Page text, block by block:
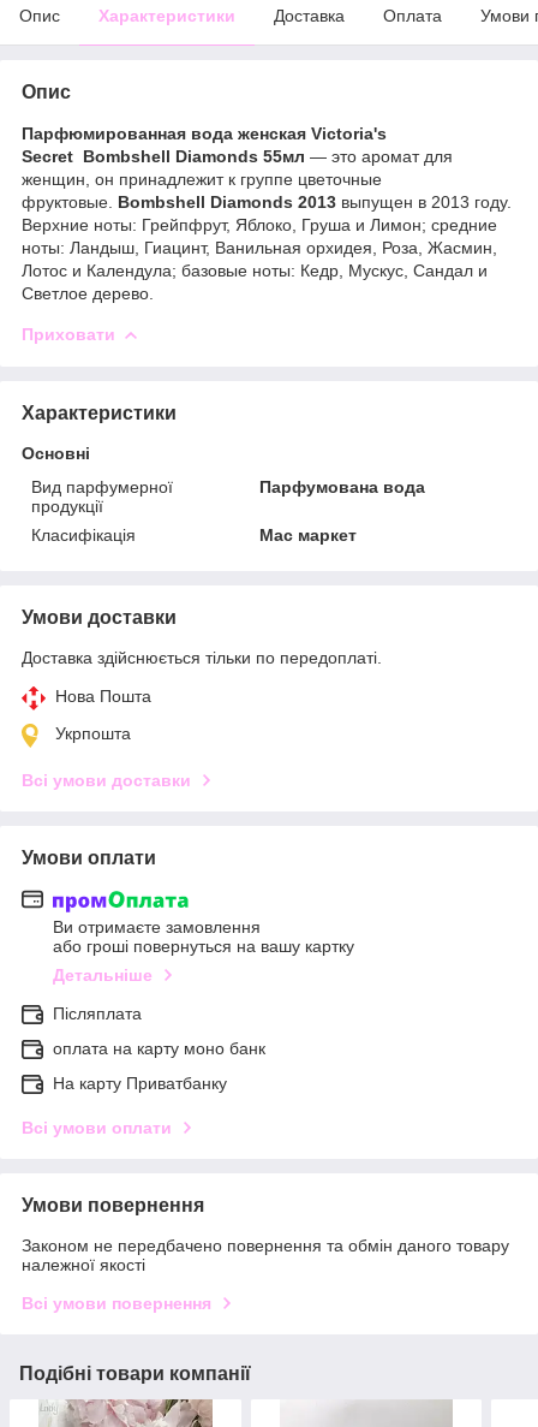
Опис Характеристики Доставка Оплата Умови
Опис
Парфюмированная вода женская Victoria's
Secret Bombshell Diamonds 55мл — это аромат для
женщин, он принадлежит к группе цветочные
фруктовые. Bombshell Diamonds 2013 выпущен в 2013 году.
Верхние ноты: Грейпфрут, Яблоко, Груша и Лимон; средние
ноты: Ландыш, Гиацинт, Ванильная орхидея, Роза, Жасмин,
Лотос и Календула; базовые ноты: Кедр, Мускус, Сандал и
Светлое дерево.
Приховати
Характеристики
Основні
Вид парфумерної
продукції
Парфумована вода
Класифікація Мас маркет
Умови доставки
Доставка здійснюється тільки по передоплаті.
Нова Пошта
Укрпошта
Всі умови доставки
Умови оплати
Ви отримаєте замовлення
або гроші повернуться на вашу картку
Детальніше
Післяплата
оплата на карту моно банк
На карту Приватбанку
Всі умови оплати
Умови повернення
Законом не передбачено повернення та обмін даного товару
належної якості
Всі умови повернення
Подібні товари компанії